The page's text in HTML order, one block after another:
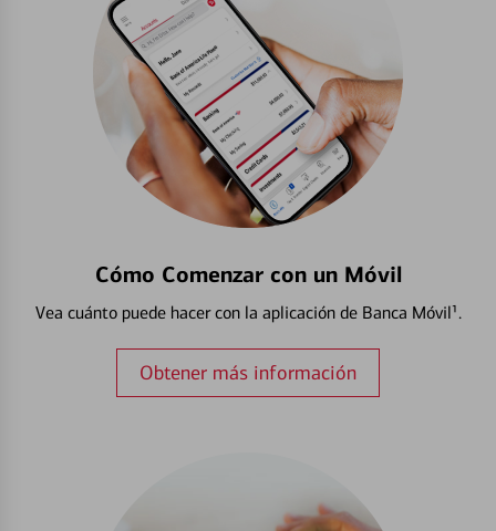
Cómo Comenzar con un Móvil
Vea cuánto puede hacer con la aplicación de Banca Móvil¹.
Obtener más información